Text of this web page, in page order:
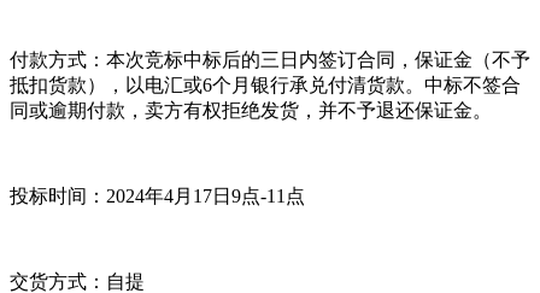
付款方式：本次竞标中标后的三日内签订合同，保证金（不予
抵扣货款），以电汇或6个月银行承兑付清货款。中标不签合
同或逾期付款，卖方有权拒绝发货，并不予退还保证金。
投标时间：2024年4月17日9点-11点
交货方式：自提